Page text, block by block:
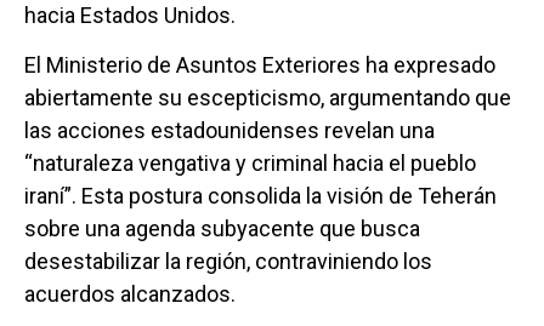
hacia Estados Unidos.
El Ministerio de Asuntos Exteriores ha expresado
abiertamente su escepticismo, argumentando que
las acciones estadounidenses revelan una
“naturaleza vengativa y criminal hacia el pueblo
iraní”. Esta postura consolida la visión de Teherán
sobre una agenda subyacente que busca
desestabilizar la región, contraviniendo los
acuerdos alcanzados.